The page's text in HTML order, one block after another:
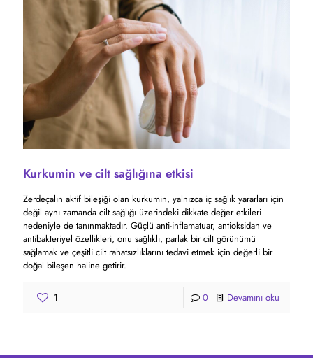
Kurkumin ve cilt sağlığına etkisi
Zerdeçalın aktif bileşiği olan kurkumin, yalnızca iç sağlık yararları için
değil aynı zamanda cilt sağlığı üzerindeki dikkate değer etkileri
nedeniyle de tanınmaktadır. Güçlü anti-inflamatuar, antioksidan ve
antibakteriyel özellikleri, onu sağlıklı, parlak bir cilt görünümü
sağlamak ve çeşitli cilt rahatsızlıklarını tedavi etmek için değerli bir
doğal bileşen haline getirir.
1 0 Devamını oku